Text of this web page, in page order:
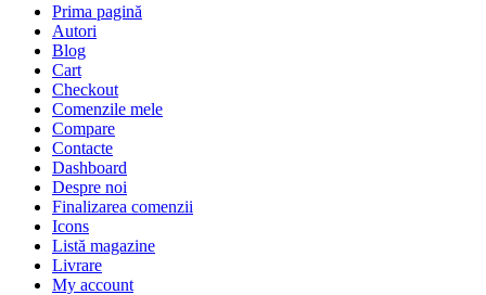
Prima pagină
Autori
Blog
Cart
Checkout
Comenzile mele
Compare
Contacte
Dashboard
Despre noi
Finalizarea comenzii
Icons
Listă magazine
Livrare
My account